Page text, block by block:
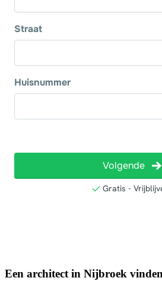
Een architect in Nijbroek